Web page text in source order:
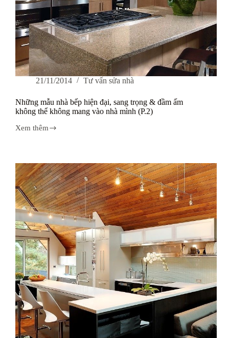
21/11/2014 Tư vấn sửa nhà
Những mẫu nhà bếp hiện đại, sang trọng & đầm ấm
không thể không mang vào nhà mình (P.2)
Xem thêm
Những
hiện
đại,
sang
trọng
&
đầm
ấm
không
thể
không
mang
vào
nhà
mình
(P.2)